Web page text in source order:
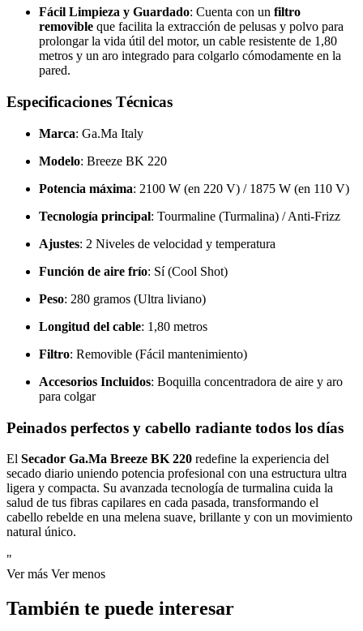
Fácil Limpieza y Guardado: Cuenta con un filtro
removible que facilita la extracción de pelusas y polvo para
prolongar la vida útil del motor, un cable resistente de 1,80
metros y un aro integrado para colgarlo cómodamente en la
pared.
Especificaciones Técnicas
Marca: Ga.Ma Italy
Modelo: Breeze BK 220
Potencia máxima: 2100 W (en 220 V) / 1875 W (en 110 V)
Tecnología principal: Tourmaline (Turmalina) / Anti-Frizz
Ajustes: 2 Niveles de velocidad y temperatura
Función de aire frío: Sí (Cool Shot)
Peso: 280 gramos (Ultra liviano)
Longitud del cable: 1,80 metros
Filtro: Removible (Fácil mantenimiento)
Accesorios Incluidos: Boquilla concentradora de aire y aro
para colgar
Peinados perfectos y cabello radiante todos los días
El Secador Ga.Ma Breeze BK 220 redefine la experiencia del
secado diario uniendo potencia profesional con una estructura ultra
ligera y compacta. Su avanzada tecnología de turmalina cuida la
salud de tus fibras capilares en cada pasada, transformando el
cabello rebelde en una melena suave, brillante y con un movimiento
natural único.
"
Ver más Ver menos
También te puede interesar